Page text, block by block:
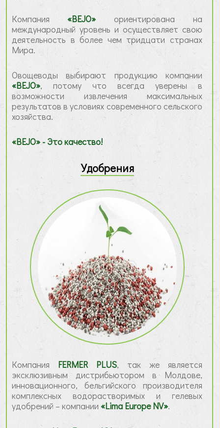
Компания «BEJO» ориентирована на
международный уровень и осуществляет свою
деятельность в более чем тридцати странах
Мира.
Овощеводы выбирают продукцию компании
«BEJO», потому что всегда уверены в
возможности извлечения максимальных
результатов в условиях современного сельского
хозяйства.
«BEJO» - Это качество!
Удобрения
Компания FERMER PLUS, так же является
эксклюзивным дистрибьютором в Молдове,
инновационного, бельгийского производителя
комплексных водорастворимых и гелевых
удобрений – компании «Lima Europe NV».